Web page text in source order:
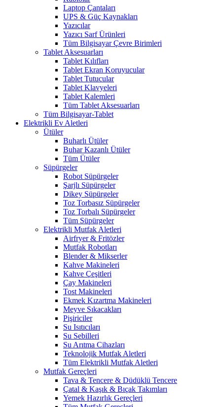
Laptop Çantaları
UPS & Güç Kaynakları
Yazıcılar
Yazıcı Sarf Ürünleri
Tüm Bilgisayar Çevre Birimleri
Tablet Aksesuarları
Tablet Kılıfları
Tablet Ekran Koruyucular
Tablet Tutucular
Tablet Klavyeleri
Tablet Kalemleri
Tüm Tablet Aksesuarları
Tüm Bilgisayar-Tablet
Elektrikli Ev Aletleri
Ütüler
Buharlı Ütüler
Buhar Kazanlı Ütüler
Tüm Ütüler
Süpürgeler
Robot Süpürgeler
Şarjlı Süpürgeler
Dikey Süpürgeler
Toz Torbasız Süpürgeler
Toz Torbalı Süpürgeler
Tüm Süpürgeler
Elektrikli Mutfak Aletleri
Airfryer & Fritözler
Mutfak Robotları
Blender & Mikserler
Kahve Makineleri
Kahve Çeşitleri
Çay Makineleri
Tost Makineleri
Ekmek Kızartma Makineleri
Meyve Sıkacakları
Pişiriciler
Su Isıtıcıları
Su Sebilleri
Su Arıtma Cihazları
Teknolojik Mutfak Aletleri
Tüm Elektrikli Mutfak Aletleri
Mutfak Gereçleri
Tava & Tencere & Düdüklü Tencere
Çatal & Kaşık & Bıçak Takımları
Yemek Hazırlık Gereçleri